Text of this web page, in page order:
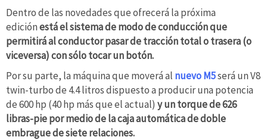
Dentro de las novedades que ofrecerá la próxima
ediciónestá el sistema de modo de conducción que
permitirá al conductor pasar de tracción total o trasera (o
viceversa) con sólo tocar un botón.
Por su parte, la máquina que moverá al nuevo M5será un V8
twin-turbo de 4.4 litros dispuesto a producir una potencia
de 600 hp (40 hp más que el actual) y un torque de 626
libras-pie por medio de la caja automática de doble
embrague de siete relaciones.